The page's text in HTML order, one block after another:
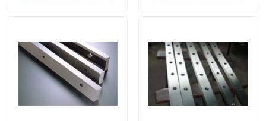
Sobre nós
Visita à fábrica